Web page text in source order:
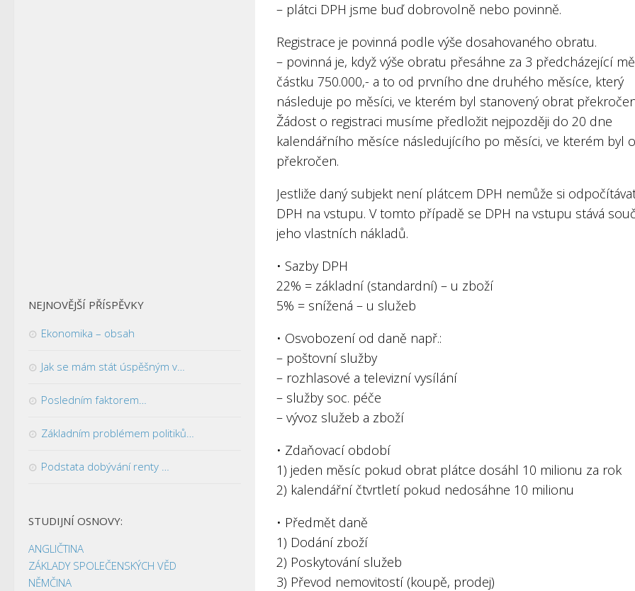
– plátci DPH jsme buď dobrovolně nebo povinně.
Registrace je povinná podle výše dosahovaného obratu.
– povinná je, když výše obratu přesáhne za 3 předcházející
částku 750.000,- a to od prvního dne druhého měsíce, který
následuje po měsíci, ve kterém byl stanovený obrat
Žádost o registraci musíme předložit nejpozději do 20 dne
kalendářního měsíce následujícího po měsíci, ve kterém byl
překročen.
Jestliže daný subjekt není plátcem DPH nemůže si
DPH na vstupu. V tomto případě se DPH na vstupu stává
jeho vlastních nákladů.
• Sazby DPH
22% = základní (standardní) – u zboží
5% = snížená – u služeb
• Osvobození od daně např.:
– poštovní služby
– rozhlasové a televizní vysílání
– služby soc. péče
– vývoz služeb a zboží
• Zdaňovací období
1) jeden měsíc pokud obrat plátce dosáhl 10 milionu za rok
2) kalendářní čtvrtletí pokud nedosáhne 10 milionu
• Předmět daně
1) Dodání zboží
2) Poskytování služeb
3) Převod nemovitostí (koupě, prodej)
NEJNOVĚJŠÍ PŘÍSPĚVKY
Ekonomika – obsah
Jak se mám stát úspěšným v…
Posledním faktorem…
Základním problémem politiků…
Podstata dobývání renty …
STUDIJNÍ OSNOVY:
ANGLIČTINA
ZÁKLADY SPOLEČENSKÝCH VĚD
NĚMČINA